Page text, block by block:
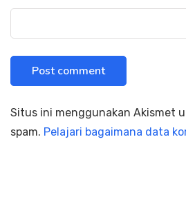
Situs ini menggunakan Akismet
spam. Pelajari bagaimana data